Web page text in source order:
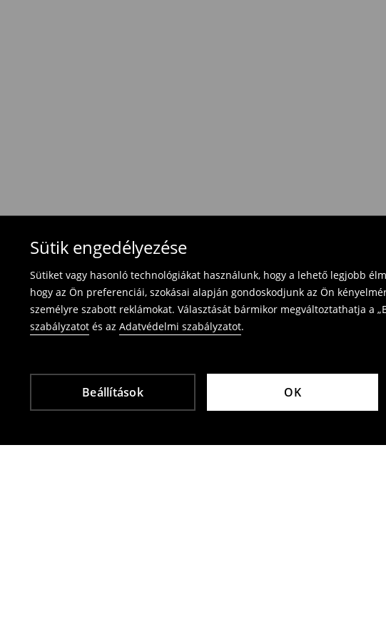
Sütik engedélyezése
Sütiket vagy hasonló technológiákat használunk, hogy a lehető legjobb
hogy az Ön preferenciái, szokásai alapján gondoskodjunk az Ön
személyre szabott reklámokat. Választását bármikor megváltoztathatja a
szabályzatot és az Adatvédelmi szabályzatot.
Beállítások OK
Fürdőruhákat és pizsamákat nem lehet visszavinni
használja az online visszaküldési űrlapot.
Termék visszavétel